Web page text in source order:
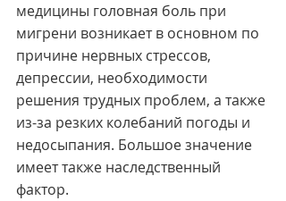
медицины головная боль при
мигрени возникает в основном по
причине нервных стрессов,
депрессии, необходимости
решения трудных проблем, а также
из-за резких колебаний погоды и
недосыпания. Большое значение
имеет также наследственный
фактор.